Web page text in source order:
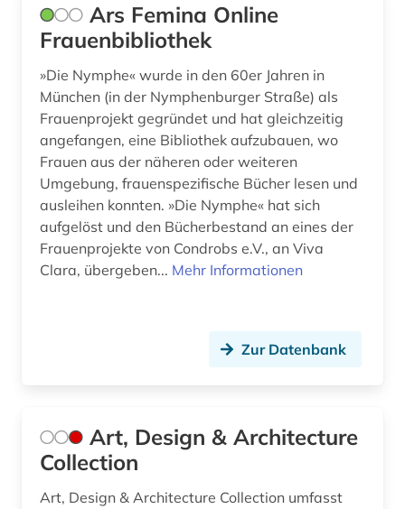
historische persönlichkeit (1)
hochschuldidaktik (5)
hochschule (9)
hochschulinstitut (1)
hochschullehre (1)
hochschulmanagement (1)
hochschulorganisation (1)
hochschulpädagogik (1)
hochschulschriften (1)
hochschulunterricht (3)
Ars Femina Online
Frauenbibliothek
»Die Nymphe« wurde in den 60er Jahren in
München (in der Nymphenburger Straße) als
Frauenprojekt gegründet und hat gleichzeitig
angefangen, eine Bibliothek aufzubauen, wo
Frauen aus der näheren oder weiteren
Umgebung, frauenspezifische Bücher lesen und
ausleihen konnten. »Die Nymphe« hat sich
aufgelöst und den Bücherbestand an eines der
Frauenprojekte von Condrobs e.V., an Viva
Clara, übergeben... Mehr Informationen
Zur Datenbank
Art, Design & Architecture
Collection
Art, Design & Architecture Collection umfasst